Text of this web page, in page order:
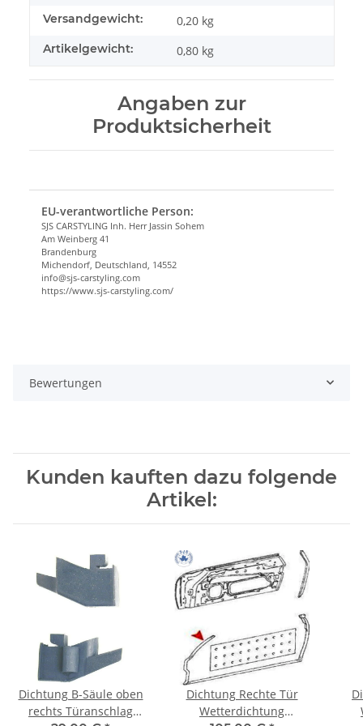
Versandgewicht: 0,20 kg
Artikelgewicht: 0,80 kg
Angaben zur
Produktsicherheit
EU-verantwortliche Person:
SJS CARSTYLING Inh. Herr Jassin Sohem
Am Weinberg 41
Brandenburg
Michendorf, Deutschland, 14552
info@sjs-carstyling.com
https://www.sjs-carstyling.com/
Bewertungen
Kunden kauften dazu folgende
Artikel:
Dichtung B-Säule oben
rechts Türanschlag
Dichtung Rechte Tür
Wetterdichtung